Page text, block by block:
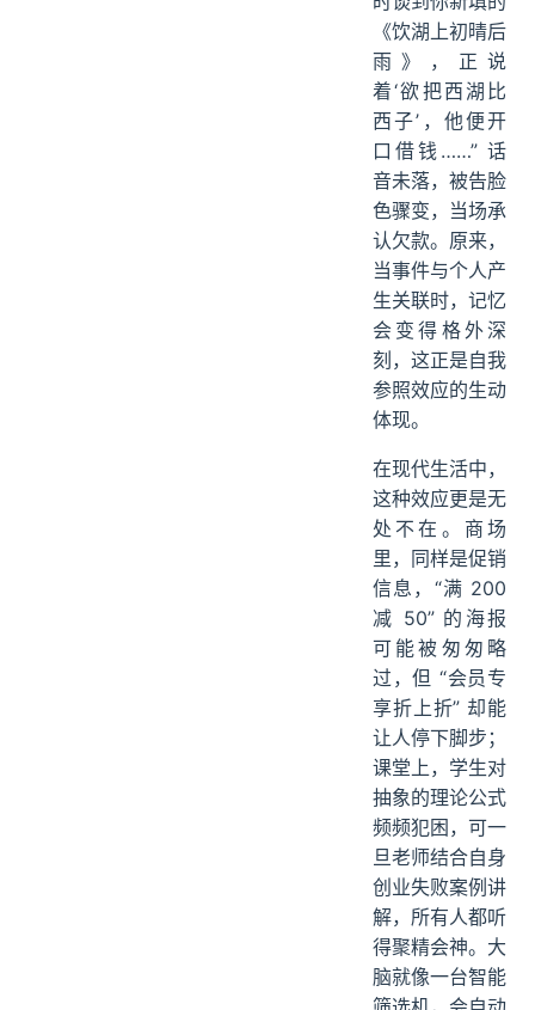
《饮湖上初晴后
雨》，正说
着‘欲把西湖比
西子’，他便开
口借钱……” 话
音未落，被告脸
色骤变，当场承
认欠款。原来，
当事件与个人产
生关联时，记忆
会变得格外深
刻，这正是自我
参照效应的生动
体现。
在现代生活中，
这种效应更是无
处不在。商场
里，同样是促销
信息，“满 200
减 50” 的海报
可能被匆匆略
过，但 “会员专
享折上折” 却能
让人停下脚步；
课堂上，学生对
抽象的理论公式
频频犯困，可一
旦老师结合自身
创业失败案例讲
解，所有人都听
得聚精会神。大
脑就像一台智能